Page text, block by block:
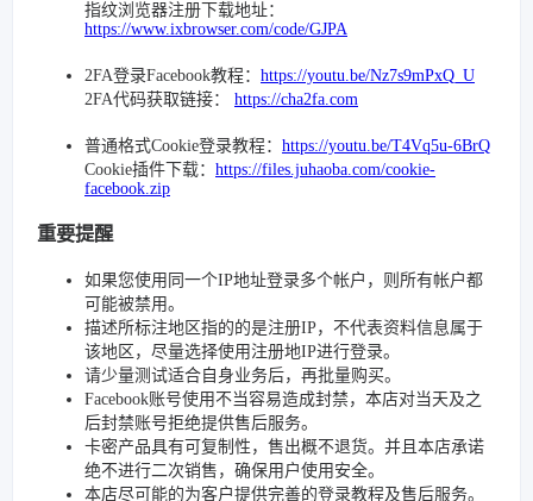
指纹浏览器注册下载地址：
https://www.ixbrowser.com/code/GJPA
2FA登录Facebook教程： https://youtu.be/Nz7s9mPxQ_U
2FA代码获取链接： https://cha2fa.com
普通格式Cookie登录教程： https://youtu.be/T4Vq5u-6BrQ
Cookie插件下载： https://files.juhaoba.com/cookie-
facebook.zip
重要提醒
如果您使用同一个IP地址登录多个帐户，则所有帐户都
可能被禁用。
描述所标注地区指的的是注册IP，不代表资料信息属于
该地区，尽量选择使用注册地IP进行登录。
请少量测试适合自身业务后，再批量购买。
Facebook账号使用不当容易造成封禁，本店对当天及之
后封禁账号拒绝提供售后服务。
卡密产品具有可复制性，售出概不退货。并且本店承诺
绝不进行二次销售，确保用户使用安全。
本店尽可能的为客户提供完善的登录教程及售后服务。